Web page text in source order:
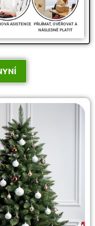
ASISTENCE PŘIJÍMAT, OVĚŘOVAT A
NÁSLEDNĚ PLATIT